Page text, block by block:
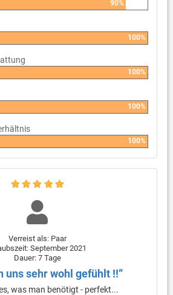
90%
100%
100%
100%
100%
Verreist als: Paar
September 2021
Dauer: 7 Tage
uns sehr wohl gefühlt !!”
was man benötigt - perfekt...